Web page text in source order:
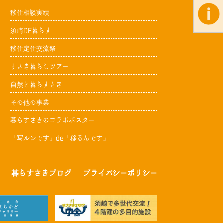
移住相談実績
須崎DE暮らす
移住定住交流祭
すさき暮らしツアー
自然と暮らすさき
その他の事業
暮らすさきのコラボポスター
「写ルンです」de「移るんです」
暮らすさきブログ プライバシーポリシー